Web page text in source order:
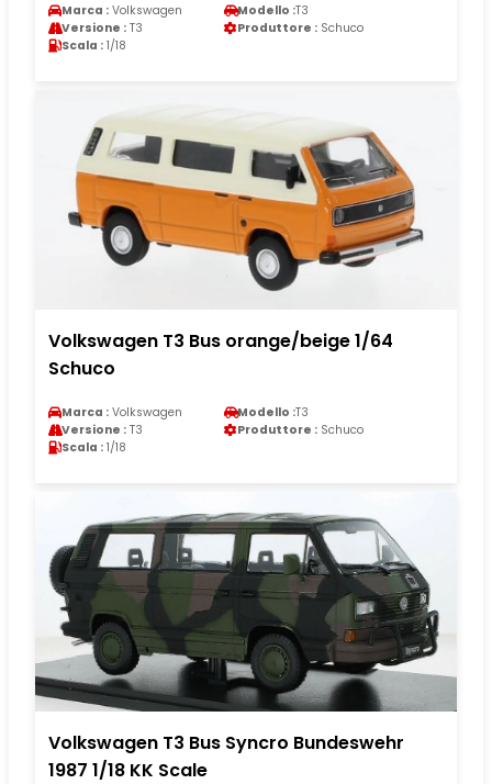
Marca : Volkswagen Modello :T3
Versione : T3 Produttore : Schuco
Scala : 1/18
Volkswagen T3 Bus orange/beige 1/64
Schuco
Marca : Volkswagen Modello :T3
Versione : T3 Produttore : Schuco
Scala : 1/18
Volkswagen T3 Bus Syncro Bundeswehr
1987 1/18 KK Scale